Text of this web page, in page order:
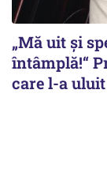
„Mă uit și
întâmplă!“
care l-a